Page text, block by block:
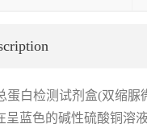
蛋白检测试剂盒(双缩
呈蓝色的碱性硫酸铜溶